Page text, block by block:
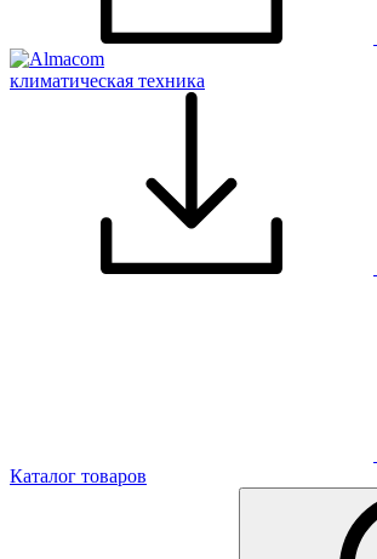
климатическая техника
Каталог товаров